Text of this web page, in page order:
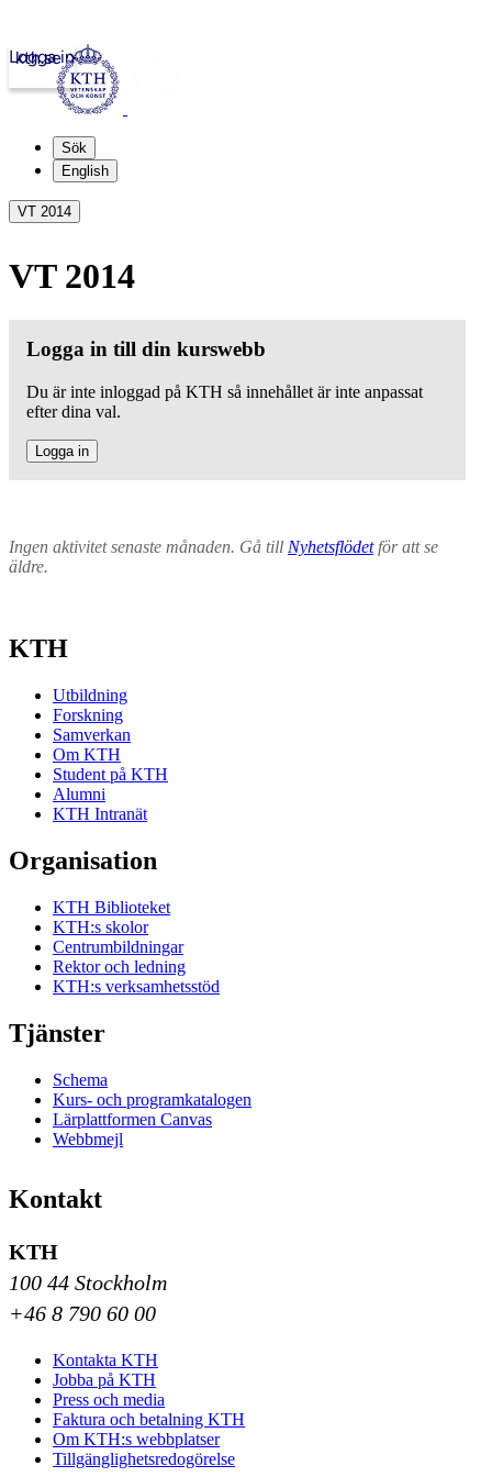
kth.se
Logga in
Sök
English
VT 2014
VT 2014
Logga in till din kurswebb
Du är inte inloggad på KTH så innehållet är inte anpassat
efter dina val.
Logga in
Ingen aktivitet senaste månaden. Gå till Nyhetsflödetför att se
äldre.
KTH
Utbildning
Forskning
Samverkan
Om KTH
Student på KTH
Alumni
KTH Intranät
Organisation
KTH Biblioteket
KTH:s skolor
Centrumbildningar
Rektor och ledning
KTH:s verksamhetsstöd
Tjänster
Schema
Kurs- och programkatalogen
Lärplattformen Canvas
Webbmejl
Kontakt
KTH
100 44 Stockholm
+46 8 790 60 00
Kontakta KTH
Jobba på KTH
Press och media
Faktura och betalning KTH
Om KTH:s webbplatser
Tillgänglighetsredogörelse